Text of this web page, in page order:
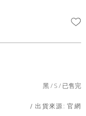
黑 S 已售完
/ 出貨來源:官網